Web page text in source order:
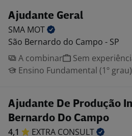
Ajudante Geral
SMA MOT
São Bernardo do Campo - SP
A combinar
Sem
Ensino Fundamental (1º grau)
Ajudante De Produção
Bernardo Do Campo
4,1 EXTRA CONSULT